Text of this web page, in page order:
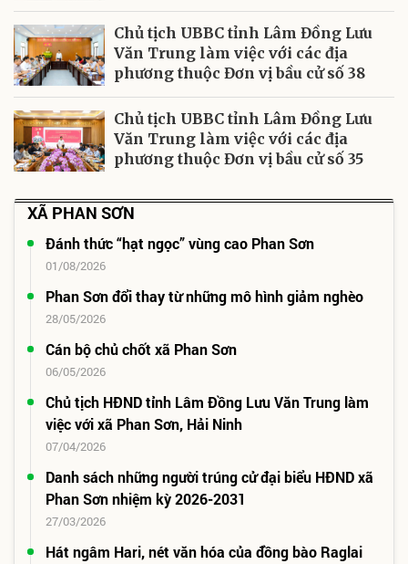
Chủ tịch UBBC tỉnh Lâm Đồng Lưu
Văn Trung làm việc với các địa
phương thuộc Đơn vị bầu cử số 38
Chủ tịch UBBC tỉnh Lâm Đồng Lưu
Văn Trung làm việc với các địa
phương thuộc Đơn vị bầu cử số 35
XÃ PHAN SƠN
Đánh thức “hạt ngọc” vùng cao Phan Sơn
01/08/2026
Phan Sơn đổi thay từ những mô hình giảm nghèo
28/05/2026
Cán bộ chủ chốt xã Phan Sơn
06/05/2026
Chủ tịch HĐND tỉnh Lâm Đồng Lưu Văn Trung làm
việc với xã Phan Sơn, Hải Ninh
07/04/2026
Danh sách những người trúng cử đại biểu HĐND xã
Phan Sơn nhiệm kỳ 2026-2031
27/03/2026
Hát ngâm Hari, nét văn hóa của đồng bào Raglai